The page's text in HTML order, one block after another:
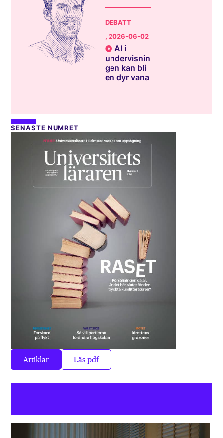
DEBATT
, 2026-06-02
AI i
undervisnin
gen kan bli
en dyr vana
SENASTE NUMRET
Artiklar Läs pdf